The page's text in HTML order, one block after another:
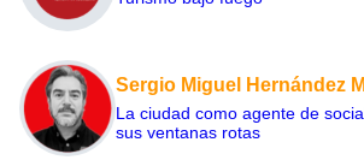
Sergio Miguel Hernández
La ciudad como agente de
sus ventanas rotas